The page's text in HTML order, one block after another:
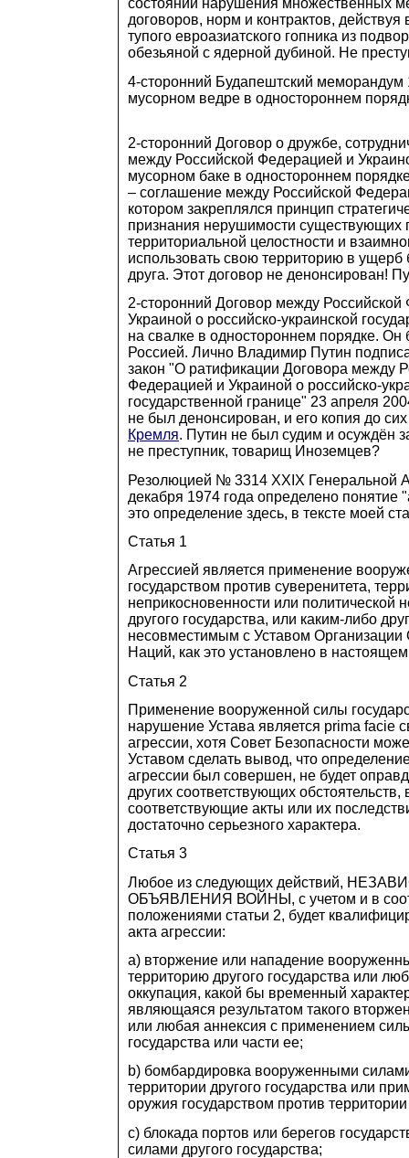
состоянии нарушения множественных
договоров, норм и контрактов, действуя
тупого евроазиатского гопника из
обезьяной с ядерной дубиной. Не
4-сторонний Будапештский меморандум
мусорном ведре в одностороннем
2-сторонний Договор о дружбе,
между Российской Федерацией и
мусорном баке в одностороннем
– соглашение между Российской
котором закреплялся принцип
признания нерушимости существующих
территориальной целостности и
использовать свою территорию в ущерб
друга. Этот договор не денонсирован!
2-сторонний Договор между
Украиной о российско-украинской
на свалке в одностороннем порядке.
Россией. Лично Владимир Путин
закон "О ратификации Договора между
Федерацией и Украиной о российско-
государственной границе" 23 апреля
не был денонсирован, и его копия до
Кремля. Путин не был судим и осуждён
не преступник, товарищ Иноземцев?
Резолюцией № 3314 ХХIХ Генеральной
декабря 1974 года определено понятие
это определение здесь, в тексте моей
Статья 1
Агрессией является применение
государством против суверенитета,
неприкосновенности или политической
другого государства, или каким-либо
несовместимым с Уставом
Наций, как это установлено в
Статья 2
Применение вооруженной силы
нарушение Устава является prima facie
агрессии, хотя Совет Безопасности
Уставом сделать вывод, что
агрессии был совершен, не будет
других соответствующих обстоятельств,
соответствующие акты или их
достаточно серьезного характера.
Статья 3
Любое из следующих действий,
ОБЪЯВЛЕНИЯ ВОЙНЫ, с учетом и в
положениями статьи 2, будет
акта агрессии:
а) вторжение или нападение
территорию другого государства или
оккупация, какой бы временный
являющаяся результатом такого
или любая аннексия с применением
государства или части ее;
b) бомбардировка вооруженными
территории другого государства или
оружия государством против территории
с) блокада портов или берегов
силами другого государства;